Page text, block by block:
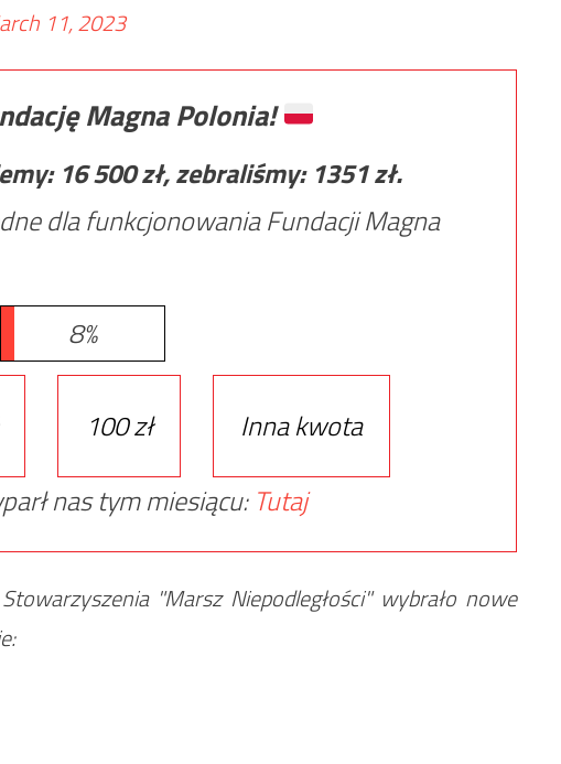
11, 2023
Magna Polonia!
16 500zł, zebraliśmy: 1351zł.
dla funkcjonowania Fundacji Magna
8%
100 zł
Inna kwota
nas tym miesiącu: Tutaj
"Marsz Niepodległości" wybrało nowe